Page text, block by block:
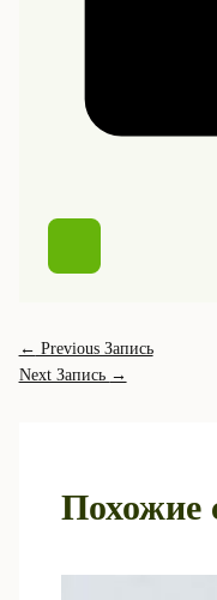
← Previous Запись
Next Запись →
Похожие